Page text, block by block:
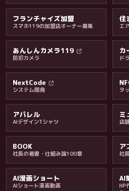
料金・保証・ご案内
フランチャイズ加盟
スマホ119の加盟店オーナー募集
住
エ
あんしんカメラ119
防犯カメラ
カ
ド
NextCode
システム開発 タ
アパレル
AIデザインTシャツ
ミ
店
BOOK
社長の著書・仕組み論100章
ア
社
AI漫画ショート
AIショート漫画動画
AI
HP